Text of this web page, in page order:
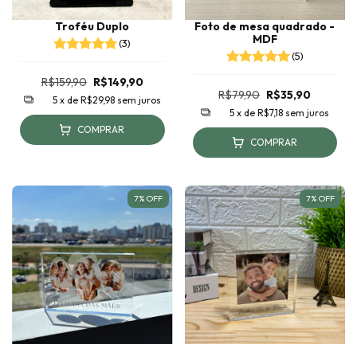
Troféu Duplo
(3)
R$159,90 R$149,90
5 x de R$29,98 sem juros
COMPRAR
Foto de mesa quadrado -
MDF
(5)
R$79,90 R$35,90
5 x de R$7,18 sem juros
COMPRAR
7% OFF 7% OFF